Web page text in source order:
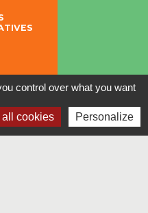
control over what you want
all cookies Personalize